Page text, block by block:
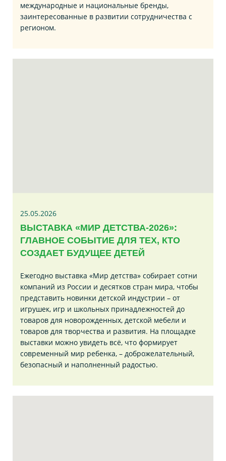
международные и национальные бренды,
заинтересованные в развитии сотрудничества с
регионом.
25.05.2026
ВЫСТАВКА «МИР ДЕТСТВА-2026»:
ГЛАВНОЕ СОБЫТИЕ ДЛЯ ТЕХ, КТО
СОЗДАЕТ БУДУЩЕЕ ДЕТЕЙ
Ежегодно выставка «Мир детства» собирает сотни
компаний из России и десятков стран мира, чтобы
представить новинки детской индустрии – от
игрушек, игр и школьных принадлежностей до
товаров для новорожденных, детской мебели и
товаров для творчества и развития. На площадке
выставки можно увидеть всё, что формирует
современный мир ребенка, – доброжелательный,
безопасный и наполненный радостью.